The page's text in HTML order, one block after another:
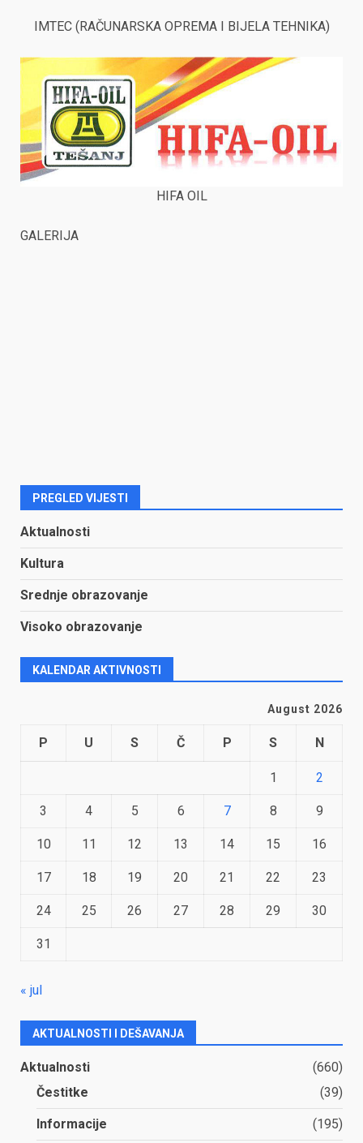
IMTEC (RAČUNARSKA OPREMA I BIJELA TEHNIKA)
HIFA OIL
GALERIJA
PREGLED VIJESTI
Aktualnosti
Kultura
Srednje obrazovanje
Visoko obrazovanje
KALENDAR AKTIVNOSTI
August 2026
P U S Č P S N
1 2
3 4 5 6 7 8 9
10 11 12 13 14 15 16
17 18 19 20 21 22 23
24 25 26 27 28 29 30
31
« jul
AKTUALNOSTI I DEŠAVANJA
Aktualnosti
(660)
Čestitke
(39)
Informacije (195)